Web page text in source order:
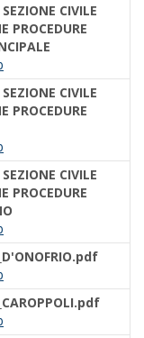
CIVILE
PROCEDURE
CIVILE
PROCEDURE
CIVILE
PROCEDURE